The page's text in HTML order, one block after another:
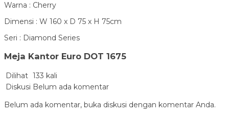
Warna : Cherry
Dimensi : W 160 x D 75 x H 75cm
Seri : Diamond Series
Meja Kantor Euro DOT 1675
Dilihat 133 kali
Diskusi Belum ada komentar
Belum ada komentar, buka diskusi dengan komentar Anda.